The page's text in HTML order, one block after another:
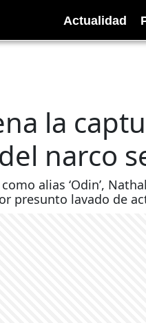
Actualidad
la
narco
alias ‘Odin’,
presunto lavado de